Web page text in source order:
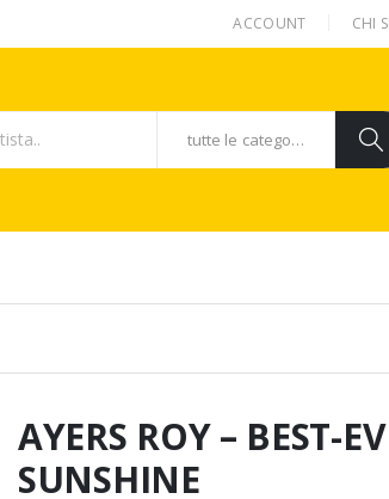
ACCOUNT CHI
tutte le categorie
AYERS ROY – BEST-
SUNSHINE